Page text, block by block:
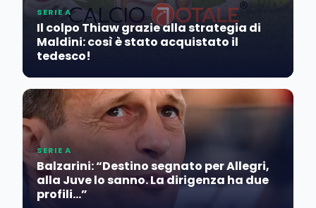
SERIE A
Il colpo Thiaw grazie alla strategia di
Maldini: così è stato acquistato il
tedesco!
SERIE A
Balzarini: “Destino segnato per Allegri,
alla Juve lo sanno. La dirigenza ha due
profili…”